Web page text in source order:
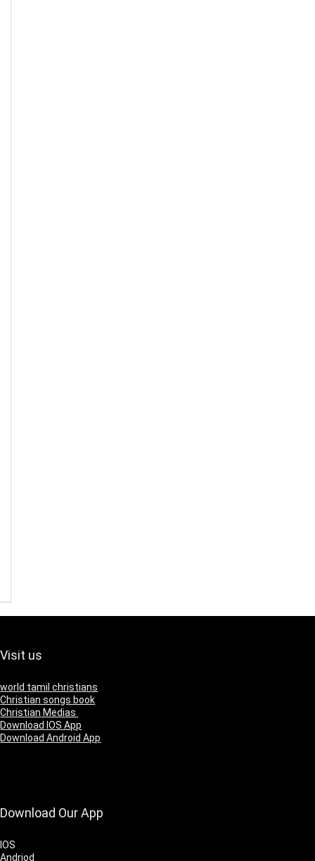
Visit us
world tamil christians
Christian songs book
Christian Medias
Download IOS App
Download Android App
Download Our App
IOS
Andriod